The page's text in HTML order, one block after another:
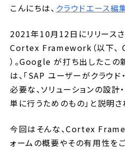
こんにちは、 クラウドエース編
2021年10月12日にリリー
Cortex Framework（以下
）。Google が打ち出したこの
は、「SAP ユーザーがクラウ
必要な、ソリューションの設計
単に行うためのもの」と説明さ
今回はそんな、Cortex
ォームの概要やその有用性をご